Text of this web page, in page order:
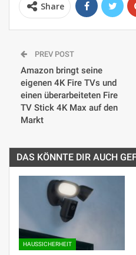
Share
PREV POST
Amazon bringt seine
eigenen 4K Fire TVs und
einen überarbeiteten Fire
TV Stick 4K Max auf den
Markt
DAS KÖNNTE DIR AUCH
HAUSSICHERHEIT